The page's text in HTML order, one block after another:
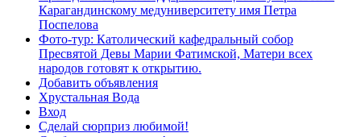
Карагандинскому медуниверситету имя Петра
Поспелова
Фото-тур: Католический кафедральный собор
Пресвятой Девы Марии Фатимской, Матери всех
народов готовят к открытию.
Добавить объявления
Хрустальная Вода
Вход
Сделай сюрприз любимой!